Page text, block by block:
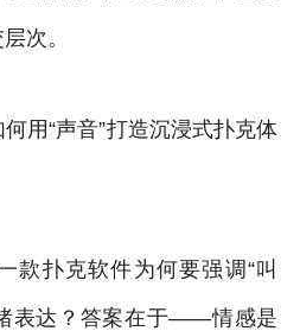
次。
用“声音”打造沉浸式扑克体
款扑克软件为何要强调“叫
表达？答案在于——情感是